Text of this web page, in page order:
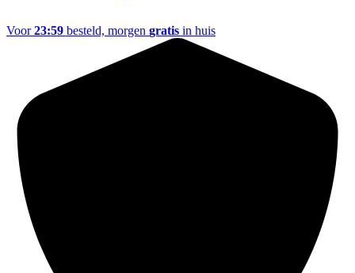
Voor23:59 besteld, morgen gratis in huis